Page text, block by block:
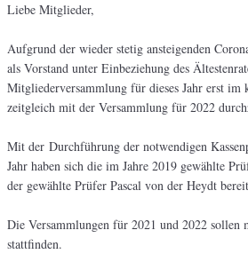
Liebe Mitglieder,
Aufgrund der wieder stetig ansteigenden
als Vorstand unter Einbeziehung des
Mitgliederversammlung für dieses Jahr erst im
zeitgleich mit der Versammlung für 2022
Mit der Durchführung der notwendigen
Jahr haben sich die im Jahre 2019 gewählte
der gewählte Prüfer Pascal von der Heydt
Die Versammlungen für 2021 und 2022 sollen
stattfinden.